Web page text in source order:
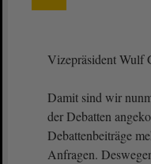
Vizepräsident Wulf
Damit sind wir
der Debatten
Debattenbeiträge
Anfragen.